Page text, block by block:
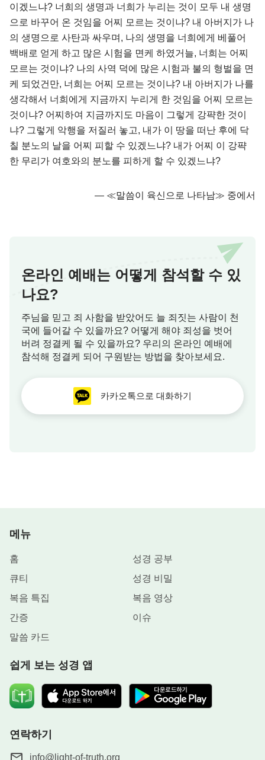
이겠느냐? 너희의 생명과 너희가 누리는 것이 모두 내 생명
으로 바꾸어 온 것임을 어찌 모르는 것이냐? 내 아버지가 나
의 생명으로 사탄과 싸우며, 나의 생명을 너희에게 베풀어
백배로 얻게 하고 많은 시험을 면케 하였거늘, 너희는 어찌
모르는 것이냐? 나의 사역 덕에 많은 시험과 불의 형벌을 면
케 되었건만, 너희는 어찌 모르는 것이냐? 내 아버지가 나를
생각해서 너희에게 지금까지 누리게 한 것임을 어찌 모르는
것이냐? 어찌하여 지금까지도 마음이 그렇게 강퍅한 것이
냐? 그렇게 악행을 저질러 놓고, 내가 이 땅을 떠난 후에 닥
칠 분노의 날을 어찌 피할 수 있겠느냐? 내가 어찌 이 강퍅
한 무리가 여호와의 분노를 피하게 할 수 있겠느냐?
― ≪말씀이 육신으로 나타남≫ 중에서
온라인 예배는 어떻게 참석할 수 있
나요?
주님을 믿고 죄 사함을 받았어도 늘 죄짓는 사람이 천
국에 들어갈 수 있을까요? 어떻게 해야 죄성을 벗어
버려 정결케 될 수 있을까요? 우리의 온라인 예배에
참석해 정결케 되어 구원받는 방법을 찾아보세요.
카카오톡으로 대화하기
메뉴
홈
성경 공부
큐티
성경 비밀
복음 특집
복음 영상
간증
이슈
말씀 카드
쉽게 보는 성경 앱
연락하기
info@light-of-truth.org